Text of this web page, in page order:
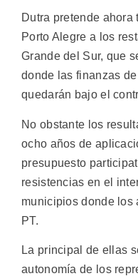
Dutra pretende
Porto Alegre a los
Grande del Sur, que
donde las finanzas
quedarán bajo el
No obstante los
ocho años de
presupuesto
resistencias en el
municipios donde los
PT.
La principal de ellas
autonomía de los